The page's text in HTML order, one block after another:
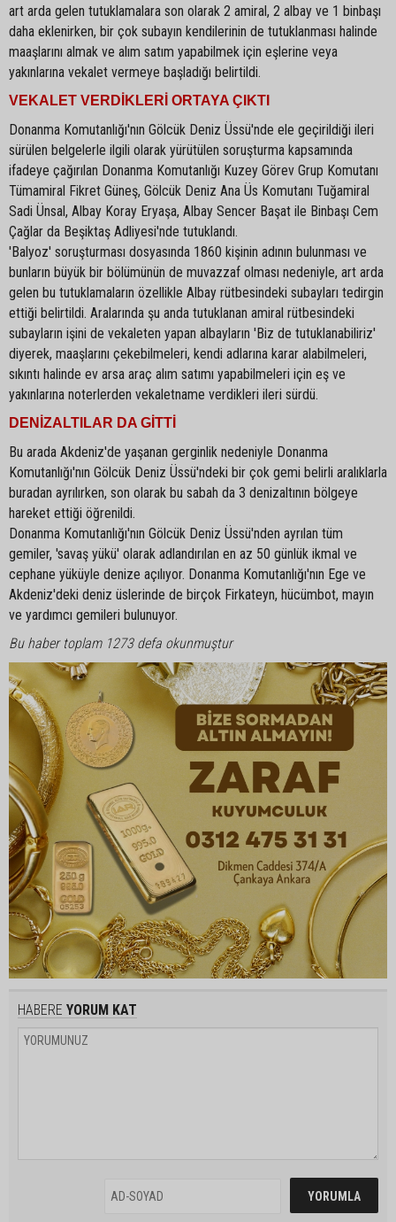
art arda gelen tutuklamalara son olarak 2 amiral, 2 albay ve 1 binbaşı
daha eklenirken, bir çok subayın kendilerinin de tutuklanması halinde
maaşlarını almak ve alım satım yapabilmek için eşlerine veya
yakınlarına vekalet vermeye başladığı belirtildi.
VEKALET VERDİKLERİ ORTAYA ÇIKTI
Donanma Komutanlığı'nın Gölcük Deniz Üssü'nde ele geçirildiği ileri
sürülen belgelerle ilgili olarak yürütülen soruşturma kapsamında
ifadeye çağırılan Donanma Komutanlığı Kuzey Görev Grup Komutanı
Tümamiral Fikret Güneş, Gölcük Deniz Ana Üs Komutanı Tuğamiral
Sadi Ünsal, Albay Koray Eryaşa, Albay Sencer Başat ile Binbaşı Cem
Çağlar da Beşiktaş Adliyesi'nde tutuklandı.
'Balyoz' soruşturması dosyasında 1860 kişinin adının bulunması ve
bunların büyük bir bölümünün de muvazzaf olması nedeniyle, art arda
gelen bu tutuklamaların özellikle Albay rütbesindeki subayları tedirgin
ettiği belirtildi. Aralarında şu anda tutuklanan amiral rütbesindeki
subayların işini de vekaleten yapan albayların 'Biz de tutuklanabiliriz'
diyerek, maaşlarını çekebilmeleri, kendi adlarına karar alabilmeleri,
sıkıntı halinde ev arsa araç alım satımı yapabilmeleri için eş ve
yakınlarına noterlerden vekaletname verdikleri ileri sürdü.
DENİZALTILAR DA GİTTİ
Bu arada Akdeniz'de yaşanan gerginlik nedeniyle Donanma
Komutanlığı'nın Gölcük Deniz Üssü'ndeki bir çok gemi belirli aralıklarla
buradan ayrılırken, son olarak bu sabah da 3 denizaltının bölgeye
hareket ettiği öğrenildi.
Donanma Komutanlığı'nın Gölcük Deniz Üssü'nden ayrılan tüm
gemiler, 'savaş yükü' olarak adlandırılan en az 50 günlük ikmal ve
cephane yüküyle denize açılıyor. Donanma Komutanlığı'nın Ege ve
Akdeniz'deki deniz üslerinde de birçok Firkateyn, hücümbot, mayın
ve yardımcı gemileri bulunuyor.
Bu haber toplam 1273 defa okunmuştur
HABERE YORUM KAT